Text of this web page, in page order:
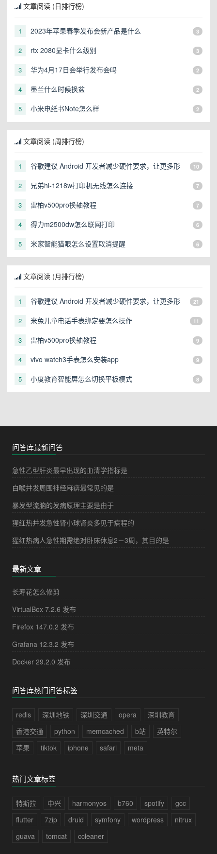
文章阅读 (日排行榜)
1 2023年苹果春季发布会新产品是什么 3
2 rtx 2080显卡什么级别 3
3 华为4月17日会举行发布会吗 2
4 墨兰什么时候换盆 2
5 小米电纸书Note怎么样 2
文章阅读 (周排行榜)
1
谷歌建议 Android 开发者减少硬件要求，让更多形
10
2 兄弟hl-1218w打印机无线怎么连接 7
3 雷柏v500pro换轴教程 7
4 得力m2500dw怎么联网打印 6
5 米家智能猫眼怎么设置取消提醒 6
文章阅读 (月排行榜)
1
谷歌建议 Android 开发者减少硬件要求，让更多形
21
2 米兔儿童电话手表绑定要怎么操作 11
3 雷柏v500pro换轴教程 9
4 vivo watch3手表怎么安装app 9
5 小度教育智能屏怎么切换平板模式 8
问答库最新问答
急性乙型肝炎最早出现的血清学指标是
白喉并发周围神经麻痹最常见的是
暴发型流脑的发病原理主要是由于
猩红热并发急性肾小球肾炎多见于病程的
猩红热病人急性期需绝对卧床休息2－3周，其目的是
最新文章
长寿花怎么修剪
VirtualBox 7.2.6 发布
Firefox 147.0.2 发布
Grafana 12.3.2 发布
Docker 29.2.0 发布
问答库热门问答标签
redis 深圳地铁 深圳交通 opera
深圳教育
香港交通
python memcached b站
英特尔
苹果
tiktok iphone safari meta
热门文章标签
特斯拉 中兴 harmonyos b760 spotify
gcc
flutter
7zip druid symfony wordpress
nitrux
guava
tomcat ccleaner